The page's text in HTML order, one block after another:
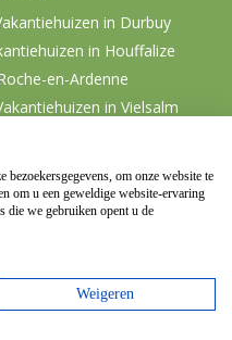
in Durbuy
in Houffalize
en-Ardenne
in Vielsalm
Website door
bezoekersgegevens, om onze website te
om u een geweldige website-ervaring
die we gebruiken opent u de
Weigeren